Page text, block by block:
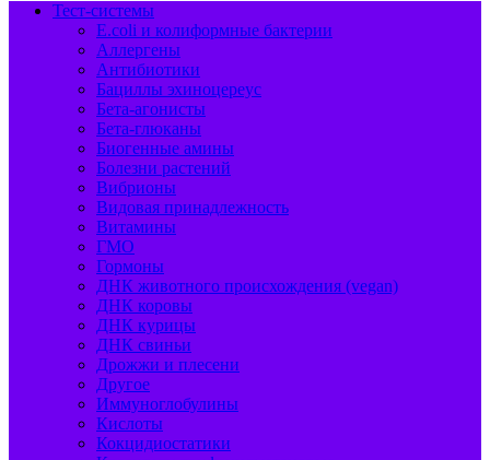
Тест-системы
E.coli и колиформные бактерии
Аллергены
Антибиотики
Бациллы эхиноцереус
Бета-агонисты
Бета-глюканы
Биогенные амины
Болезни растений
Вибрионы
Видовая принадлежность
Витамины
ГМО
Гормоны
ДНК животного происхождения (vegan)
ДНК коровы
ДНК курицы
ДНК свиньи
Дрожжи и плесени
Другое
Иммуноглобулины
Кислоты
Кокцидиостатики